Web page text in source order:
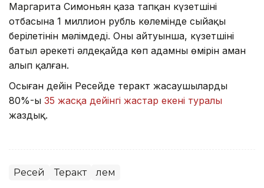
Маргарита Симоньян қаза тапқан күзетшінің
отбасына 1 миллион рубль көлемінде сыйақы
берілетінін мәлімдеді. Оның айтуынша, күзетшінің
батыл әрекеті әлдеқайда көп адамның өмірін аман
алып қалған.
Осыған дейін Ресейде теракт жасаушылардың
80%-ы 35 жасқа дейінгі жастар екені туралы
жаздық.
Ресей Теракт Әлем